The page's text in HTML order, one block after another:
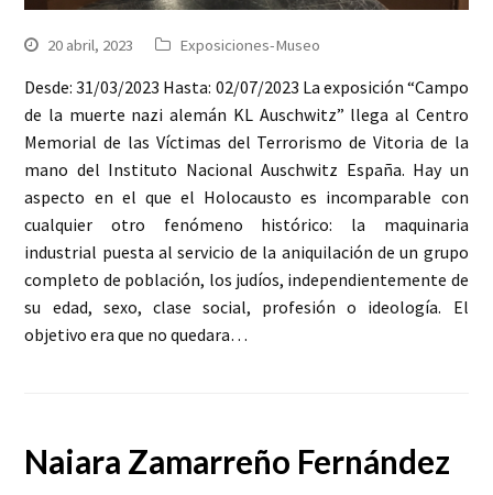
20 abril, 2023 Exposiciones-Museo
Desde: 31/03/2023 Hasta: 02/07/2023 La exposición “Campo
de la muerte nazi alemán KL Auschwitz” llega al Centro
Memorial de las Víctimas del Terrorismo de Vitoria de la
mano del Instituto Nacional Auschwitz España. Hay un
aspecto en el que el Holocausto es incomparable con
cualquier otro fenómeno histórico: la maquinaria
industrial puesta al servicio de la aniquilación de un grupo
completo de población, los judíos, independientemente de
su edad, sexo, clase social, profesión o ideología. El
objetivo era que no quedara…
Naiara Zamarreño Fernández